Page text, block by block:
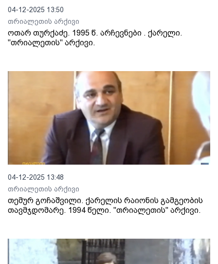
04-12-2025 13:50
თრიალეთის არქივი
ოთარ თურქაძე. 1995 წ. არჩევნები . ქარელი.
"თრიალეთის" არქივი.
04-12-2025 13:48
თრიალეთის არქივი
თემურ გოჩაშვილი. ქარელის რაიონის გამგეობის
თავმჯდომარე. 1994 წელი. "თრიალეთის" არქივი.